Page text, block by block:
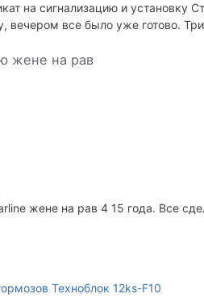
на сигнализацию и установку
вечером все было уже готово.
жене на рав
жене на рав 4 15 года. Все